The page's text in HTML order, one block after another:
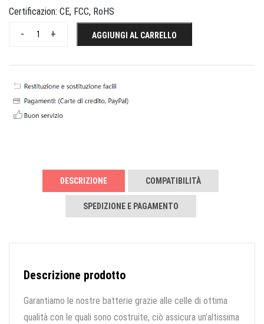
Certificazion: CE, FCC, RoHS
+
- AGGIUNGI AL CARRELLO
DESCRIZIONE COMPATIBILITÀ
SPEDIZIONE E PAGAMENTO
Descrizione prodotto
Garantiamo le nostre batterie grazie alle celle di ottima
qualità con le quali sono costruite, ciò assicura un’altissima